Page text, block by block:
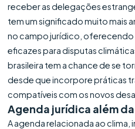
receber as delegações
tem um significado muito mais
no campo jurídico, oferecendo
eficazes para disputas
brasileira tem a chance de se
desde que incorpore práticas
compatíveis com os novos
Agenda jurídica além
A agenda relacionada ao clima,